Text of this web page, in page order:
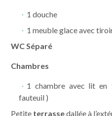
1 douche
1 meuble glace avec
WC Séparé
Chambres
1 chambre avec lit
fauteuil )
Petite terrassedallée à